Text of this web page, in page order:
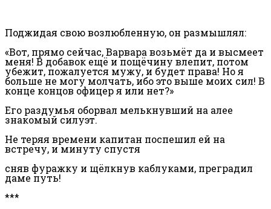
Поджидая свою возлюбленную, он размышлял:
«Вот, прямо сейчас, Варвара возьмёт да и высмеет
меня! В добавок ещё и пощёчину влепит, потом
убежит, пожалуется мужу, и будет права! Но я
больше не могу молчать, ибо это выше моих сил! В
конце концов офицер я или нет?»
Его раздумья оборвал мелькнувший на алее
знакомый силуэт.
Не теряя времени капитан поспешил ей на
встречу, и минуту спустя
сняв фуражку и щёлкнув каблуками, преградил
даме путь!
***